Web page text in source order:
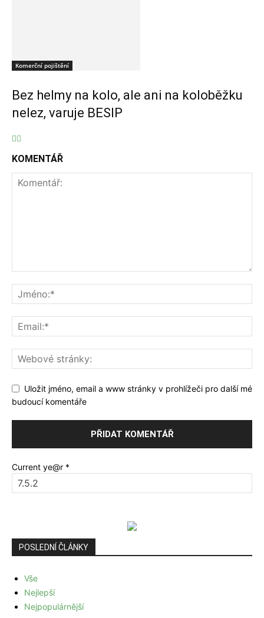
Komerční pojištění
Bez helmy na kolo, ale ani na koloběžku
nelez, varuje BESIP
KOMENTÁŘ
Uložit jméno, email a www stránky v prohlížeči pro další mé
budoucí komentáře
Current ye@r *
POSLEDNÍ ČLÁNKY
Vše
Nejlepší
Nejpopulárnější